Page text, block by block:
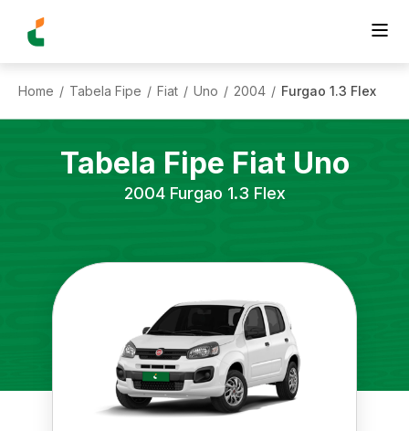
Home / Tabela Fipe / Fiat / Uno / 2004 / Furgao 1.3 Flex
Tabela Fipe Fiat Uno
2004 Furgao 1.3 Flex